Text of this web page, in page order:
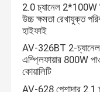
2.0 চ্যানেল 2*100W
উচ্চ ক্ষমতা রেখাযুক্ত
হাইফাই
AV-326BT 2-
এম্প্লিফায়ার 800W
কোয়ালিটি
AV-628 পেশাদার 2.1